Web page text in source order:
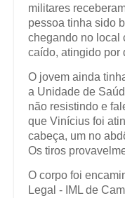
militares
pessoa tinha sido
chegando no local
caído, atingido por
O jovem ainda
a Unidade de
não resistindo e
que Vinícius foi
cabeça, um no
Os tiros
O corpo foi
Legal - IML de